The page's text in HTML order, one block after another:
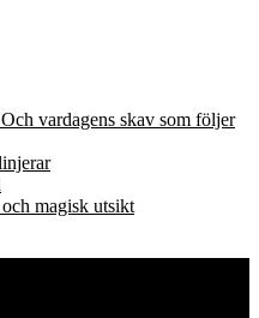
vardagens skav som följer
magisk utsikt